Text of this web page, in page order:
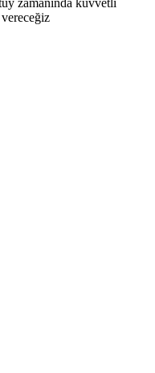
zamanında kuvvetli